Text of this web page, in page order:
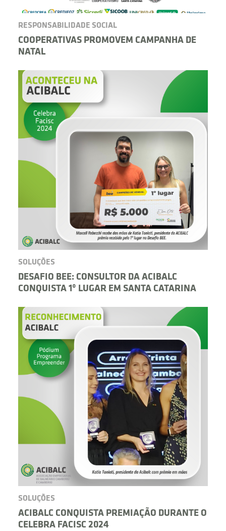
RESPONSABILIDADE SOCIAL
COOPERATIVAS PROMOVEM CAMPANHA DE
NATAL
SOLUÇÕES
DESAFIO BEE: CONSULTOR DA ACIBALC
CONQUISTA 1º LUGAR EM SANTA CATARINA
SOLUÇÕES
ACIBALC CONQUISTA PREMIAÇÃO DURANTE O
CELEBRA FACISC 2024